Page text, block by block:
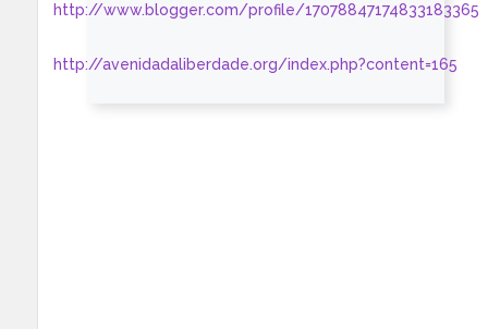
http://www.blogger.com/profile/17078847174833183365
http://avenidadaliberdade.org/index.php?content=165